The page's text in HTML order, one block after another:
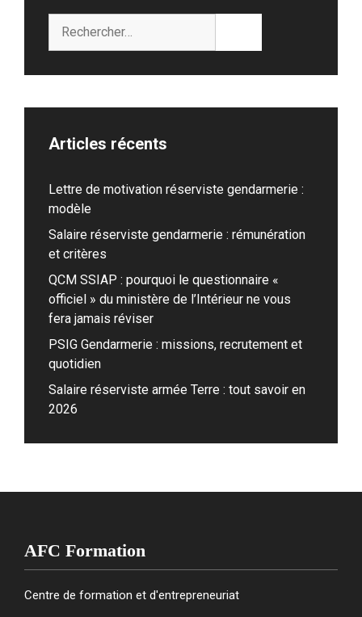
Articles récents
Lettre de motivation réserviste gendarmerie :
modèle
Salaire réserviste gendarmerie : rémunération
et critères
QCM SSIAP : pourquoi le questionnaire «
officiel » du ministère de l’Intérieur ne vous
fera jamais réviser
PSIG Gendarmerie : missions, recrutement et
quotidien
Salaire réserviste armée Terre : tout savoir en
2026
AFC Formation
Centre de formation et d'entrepreneuriat